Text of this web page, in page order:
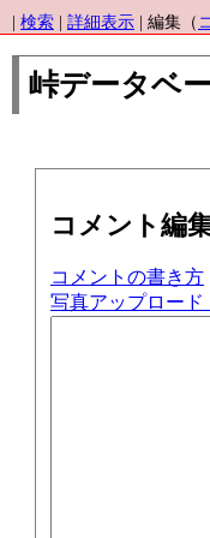
検索 詳細表示 | 編集（
峠データベ
コメント編
コメントの書き方
写真アップロード